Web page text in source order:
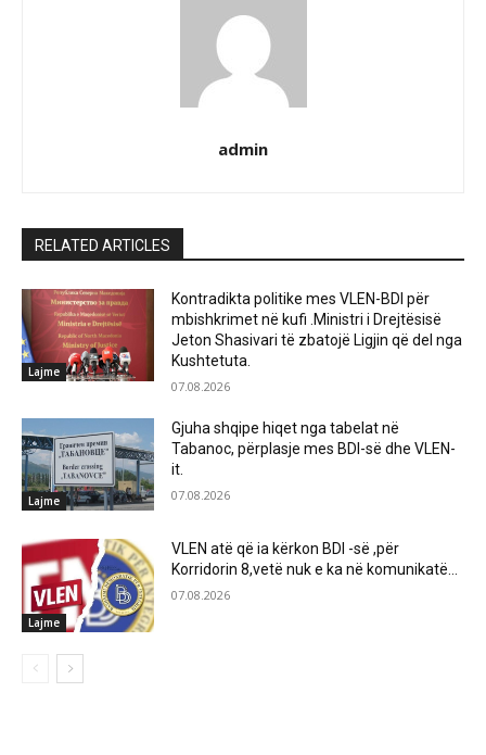
admin
RELATED ARTICLES
Lajme
Kontradikta politike mes VLEN-BDI për
mbishkrimet në kufi .Ministri i Drejtësisë
Jeton Shasivari të zbatojë Ligjin që del nga
Kushtetuta.
07.08.2026
Lajme
Gjuha shqipe hiqet nga tabelat në
Tabanoc, përplasje mes BDI-së dhe VLEN-
it.
07.08.2026
Lajme
VLEN atë që ia kërkon BDI -së ,për
Korridorin 8,vetë nuk e ka në komunikatë…
07.08.2026